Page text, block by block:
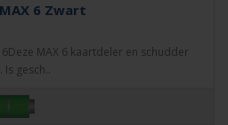
6 Zwart
MAX 6 kaartdeler en schudder
gesch..